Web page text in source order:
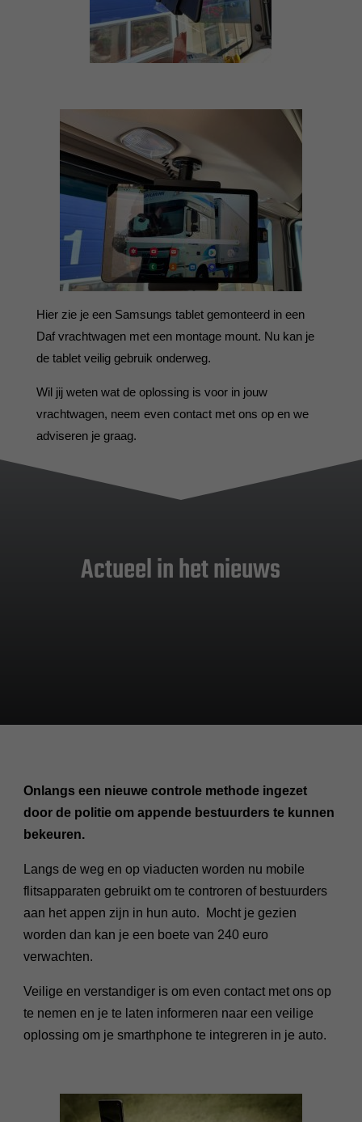
Hier zie je een Samsungs tablet gemonteerd in een
Daf vrachtwagen met een montage mount. Nu kan je
de tablet veilig gebruik onderweg.
Wil jij weten wat de oplossing is voor in jouw
vrachtwagen, neem even contact met ons op en we
adviseren je graag.
Actueel in het nieuws
Onlangs een nieuwe controle methode ingezet
door de politie om appende bestuurders te kunnen
bekeuren.
Langs de weg en op viaducten worden nu mobile
flitsapparaten gebruikt om te controren of bestuurders
aan het appen zijn in hun auto. Mocht je gezien
worden dan kan je een boete van 240 euro
verwachten.
Veilige en verstandiger is om even contact met ons op
te nemen en je te laten informeren naar een veilige
oplossing om je smarthphone te integreren in je auto.